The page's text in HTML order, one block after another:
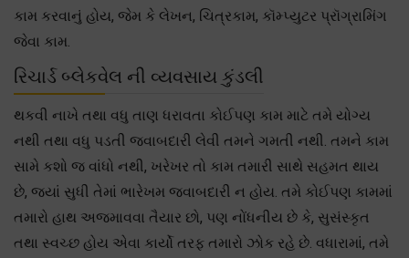
કામ કરવાનું હોય, જેમ કે લેખન, ચિત્રકામ, કૉમ્પ્યુટર પ્રૉગ્રામિંગ
જેવા કામ.
રિચાર્ડ બ્લેકવેલ ની વ્યવસાય કુંડલી
થકવી નાખે તથા વધુ તાણ ધરાવતા કોઈપણ કામ માટે તમે યોગ્ય
નથી તથા વધુ પડતી જવાબદારી લેવી તમને ગમતી નથી. તમને કામ
સામે કશો જ વાંધો નથી, ખરેખર તો કામ તમારી સાથે સહમત થાય
છે, જ્યાં સુધી તેમાં ભારેખમ જવાબદારી ન હોય. તમે કોઈપણ કામમાં
તમારો હાથ અજમાવવા તૈયાર છો, પણ નોંધનીય છે કે, સુસંસ્કૃત
તથા સ્વચ્છ હોય એવા કાર્યો તરફ તમારો ઝોક રહે છે. વધારામાં, તમે